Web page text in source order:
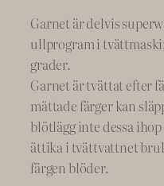
Garnet är delvis
ullprogram i
grader.
Garnet är tvättat efter
mättade färger kan
blötlägg inte dessa
ättika i tvättvattnet
färgen blöder.